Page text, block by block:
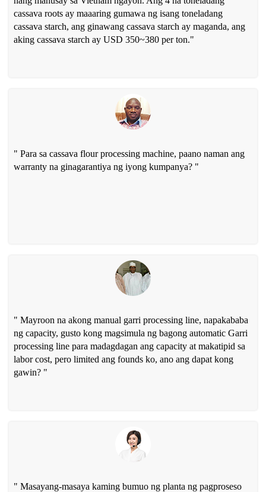
cassava roots ay maaaring gumawa ng isang toneladang
cassava starch, ang ginawang cassava starch ay maganda, ang
aking cassava starch ay USD 350~380 per ton."
" Para sa cassava flour processing machine, paano naman ang
warranty na ginagarantiya ng iyong kumpanya? "
" Mayroon na akong manual garri processing line, napakababa
ng capacity, gusto kong magsimula ng bagong automatic Garri
processing line para madagdagan ang capacity at makatipid sa
labor cost, pero limited ang founds ko, ano ang dapat kong
gawin? "
" Masayang-masaya kaming bumuo ng planta ng pagproseso